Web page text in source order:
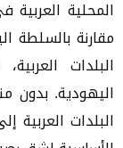
المحلية
اليهودية. بدون
البلدات العربية